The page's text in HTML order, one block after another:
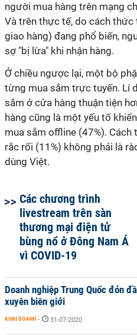
người mua hàng trên mạng
Và trên thực tế, do cách thức
giao hàng) đang phổ biến,
sợ "bị lừa" khi nhận hàng.
Ở chiều ngược lại, một bộ
từng mua sắm trực tuyến. Lí
sắm ở cửa hàng thuận tiện
hàng cũng là một yếu tố
mua sắm offline (47%).
rắc rối (11%) không phải là
dùng Việt.
Các chương trình
livestream trên sàn
thương mại điện tử
bùng nổ ở Đông Nam Á
vì COVID-19
Doanh nghiệp Trung Quốc đón
xuyên biên giới
KINH DOANH - 31-07-2020